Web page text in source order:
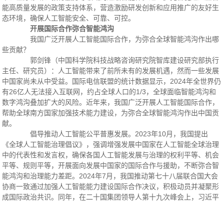
能高质量发展的政策支持体系，营造激励研发创新和应用推广的友好生
态环境，确保人工智能安全、可靠、可控。
开展国际合作弥合智能鸿沟
我国广泛开展人工智能国际合作，为弥合全球智能鸿沟作出哪
些贡献？
郭剑锋（中国科学院科技战略咨询研究院智库建设研究部执行
主任、研究员）：人工智能带来了前所未有的发展机遇，然而一些发展
中国家尚未从中受益。国际电信联盟的统计数据显示，2024年全世界仍
有26亿人无法接入互联网，约占全球人口的1/3，全球面临智能鸿沟和
数字鸿沟叠加扩大的风险。近年来，我国广泛开展人工智能国际合作，
帮助全球南方国家加强技术能力建设，为弥合全球智能鸿沟作出中国贡
献。
倡导推动人工智能公平普惠发展。2023年10月，我国提出
《全球人工智能治理倡议》，强调增强发展中国家在人工智能全球治理
中的代表性和发言权，确保各国人工智能发展与治理的权利平等、机会
平等、规则平等，开展面向发展中国家的国际合作与援助，不断弥合智
能鸿沟和治理能力差距。2024年7月，我国推动第七十八届联合国大会
协商一致通过加强人工智能能力建设国际合作决议，积极动员并凝聚形
成国际政治共识。同年，在二十国集团领导人第十九次峰会上，习近平